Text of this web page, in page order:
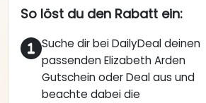
So löst du den Rabatt ein:
Suche dir bei DailyDeal deinen
passenden Elizabeth Arden
Gutschein oder Deal aus und
beachte dabei die